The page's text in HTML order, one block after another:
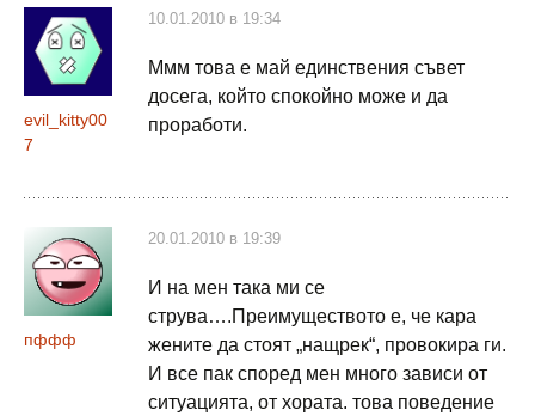
evil_kitty00
7
10.01.2010 в 19:34
Ммм това е май единствения съвет
досега, който спокойно може и да
проработи.
пффф
20.01.2010 в 19:39
И на мен така ми се
струва….Преимуществото е, че кара
жените да стоят „нащрек“, провокира ги.
И все пак според мен много зависи от
ситуацията, от хората. това поведение